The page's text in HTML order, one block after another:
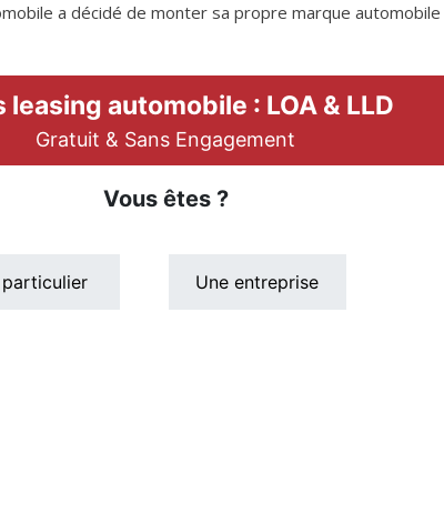
a décidé de monter sa propre marque